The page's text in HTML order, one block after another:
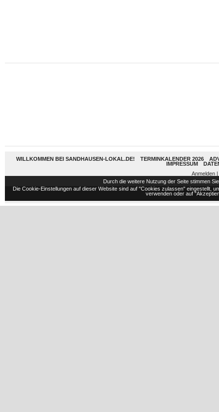
WILLKOMMEN BEI SANDHAUSEN-LOKAL.DE! TERMINKALENDER 2026
IMPRESSUM
Anmelden
Durch die weitere Nutzung der Seite stimmen
Die Cookie-Einstellungen auf dieser Website sind auf "Cookies zulassen" eingestellt,
verwenden oder auf